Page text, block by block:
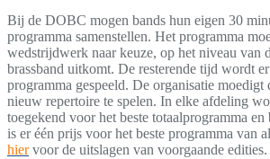
Bij de DOBC mogen bands hun eigen 30
programma samenstellen. Het programma
wedstrijdwerk naar keuze, op het niveau van
brassband uitkomt. De resterende tijd wordt
programma gespeeld. De organisatie moedigt
nieuw repertoire te spelen. In elke afdeling
toegekend voor het beste totaalprogramma en
is er één prijs voor het beste programma van
hiervoor de uitslagen van voorgaande edities.